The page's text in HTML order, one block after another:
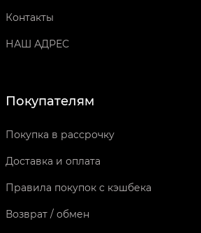
Контакты
НАШ АДРЕС
Покупателям
Покупка в рассрочку
Доставка и оплата
Правила покупок с кэшбека
Возврат / обмен